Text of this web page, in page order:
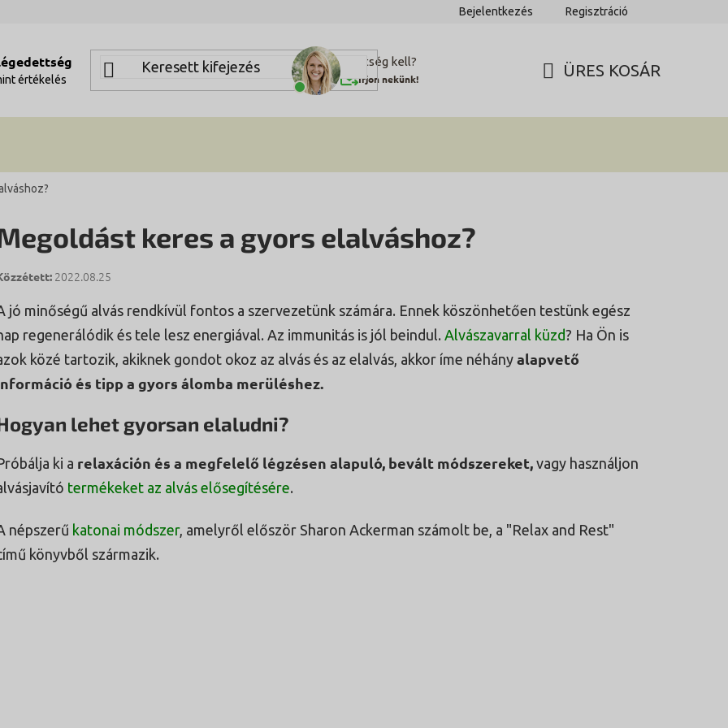
Bejelentkezés Regisztráció
értékelés
Segítség kell?
Írjon nekünk! ÜRES KOSÁR
keres a gyors elalváshoz?
2022.08.25
jó minőségű alvás rendkívül fontos a szervezetünk számára. Ennek köszönhetően testünk egész
regenerálódik és tele lesz energiával. Az immunitás is jól beindul. Alvászavarral küzd? Ha Ön is
közé tartozik, akiknek gondot okoz az alvás és az elalvás, akkor íme néhány alapvető
és tipp a gyors álomba merüléshez.
lehet gyorsan elaludni?
ki a relaxáción és a megfelelő légzésen alapuló, bevált módszereket, vagy használjon
termékeket az alvás elősegítésére.
népszerű katonai módszer, amelyről először Sharon Ackerman számolt be, a "Relax and Rest"
könyvből származik.